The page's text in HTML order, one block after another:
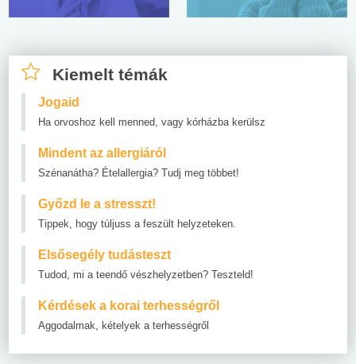
Kiemelt témák
Jogaid
Ha orvoshoz kell menned, vagy kórházba kerülsz
Mindent az allergiáról
Szénanátha? Ételallergia? Tudj meg többet!
Győzd le a stresszt!
Tippek, hogy túljuss a feszült helyzeteken.
Elsősegély tudásteszt
Tudod, mi a teendő vészhelyzetben? Teszteld!
Kérdések a korai terhességről
Aggodalmak, kételyek a terhességről